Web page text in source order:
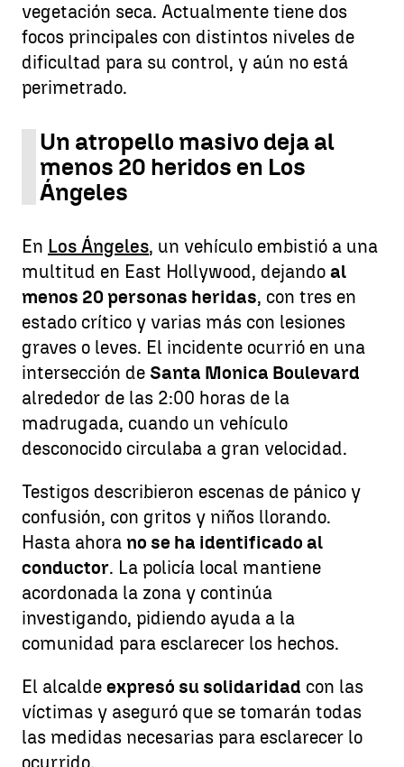
vegetación seca. Actualmente tiene dos
focos principales con distintos niveles de
dificultad para su control, y aún no está
perimetrado.
Un atropello masivo deja al
menos 20 heridos en Los
Ángeles
En Los Ángeles, un vehículo embistió a una
multitud en East Hollywood, dejando al
menos 20 personas heridas, con tres en
estado crítico y varias más con lesiones
graves o leves. El incidente ocurrió en una
intersección de Santa Monica Boulevard
alrededor de las 2:00 horas de la
madrugada, cuando un vehículo
desconocido circulaba a gran velocidad.
Testigos describieron escenas de pánico y
confusión, con gritos y niños llorando.
Hasta ahora no se ha identificado al
conductor. La policía local mantiene
acordonada la zona y continúa
investigando, pidiendo ayuda a la
comunidad para esclarecer los hechos.
El alcalde expresó su solidaridad con las
víctimas y aseguró que se tomarán todas
las medidas necesarias para esclarecer lo
ocurrido.